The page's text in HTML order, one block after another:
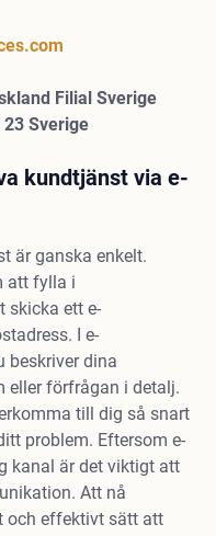
Filial Sverige
Sverige
kundtjänst via e-
är ganska enkelt.
att fylla i
skicka ett e-
I e-
beskriver dina
eller förfrågan i detalj.
till dig så snart
problem. Eftersom e-
kanal är det viktigt att
Att nå
och effektivt sätt att